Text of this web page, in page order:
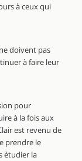
à ceux qui
doivent pas
à faire leur
pour
à la fois aux
est revenu de
prendre le
étudier la